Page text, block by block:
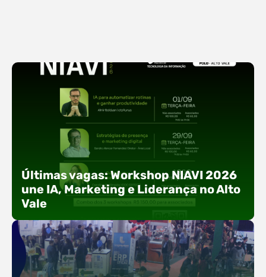
Últimas vagas: Workshop NIAVI 2026
une IA, Marketing e Liderança no Alto
Vale